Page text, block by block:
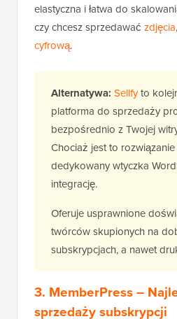
elastyczna i łatwa do
czy chcesz sprzedawać zdjęcia,
cyfrową.
Alternatywa: Sellfyto
platforma do sprzedaży
bezpośrednio z Twojej
Chociaż jest to
dedykowany wtyczka
integrację.
Oferuje usprawnione
twórców skupionych na
subskrypcjach, a nawet
3. MemberPress–
sprzedaży subskrypcji